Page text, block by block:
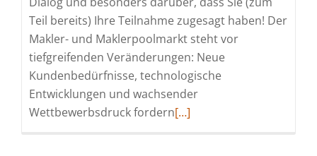
Teil bereits) Ihre Teilnahme zugesagt haben! Der
Makler- und Maklerpoolmarkt steht vor
tiefgreifenden Veränderungen: Neue
Kundenbedürfnisse, technologische
Entwicklungen und wachsender
Wettbewerbsdruck fordernRead
[…]